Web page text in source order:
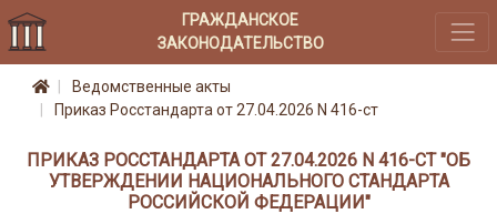
ГРАЖДАНСКОЕ
ЗАКОНОДАТЕЛЬСТВО
Ведомственные акты
Приказ Росстандарта от 27.04.2026 N 416-ст
ПРИКАЗ РОССТАНДАРТА ОТ 27.04.2026 N 416-СТ "ОБ
УТВЕРЖДЕНИИ НАЦИОНАЛЬНОГО СТАНДАРТА
РОССИЙСКОЙ ФЕДЕРАЦИИ"